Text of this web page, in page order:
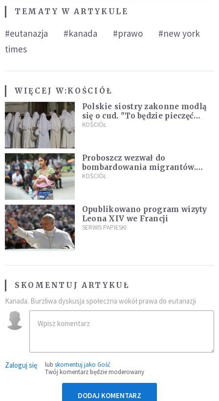
TEMATY W ARTYKULE
#eutanazja #kanada #prawo
#new york
times
WIĘCEJ W:KOŚCIÓŁ
Polskie siostry zakonne modlą
się o cud. "To będzie pieczęć
Pana Boga dla naszej wiary"
KOŚCIÓŁ
Proboszcz wezwał do
bombardowania migrantów.
"Masowy ogień przeciwko
KOŚCIÓŁ
Opublikowano program wizyty
Leona XIV we Francji
SERWIS PAPIESKI
SKOMENTUJ ARTYKUŁ
Kanada. Burzliwa dyskusja społeczna wokół prawa do eutanazji
Zaloguj się lub skomentuj jako Gość
Twój komentarz będzie moderowany
DODAJ KOMENTARZ